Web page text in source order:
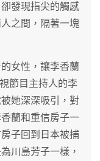
發現指尖的觸感
之間，隔著一塊
女性，讓李香蘭
節目主持人的李
她深深吸引，對
蘭和重信房子一
子回到日本被捕
川島芳子一樣，